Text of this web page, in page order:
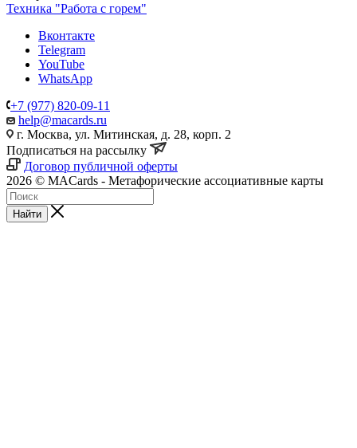
Техника "Работа с горем"
Вконтакте
Telegram
YouTube
WhatsApp
+7 (977) 820-09-11
help@macards.ru
г. Москва, ул. Митинская, д. 28, корп. 2
Подписаться на рассылку
Договор публичной оферты
2026 © MACards - Метафорические ассоциативные карты
Найти